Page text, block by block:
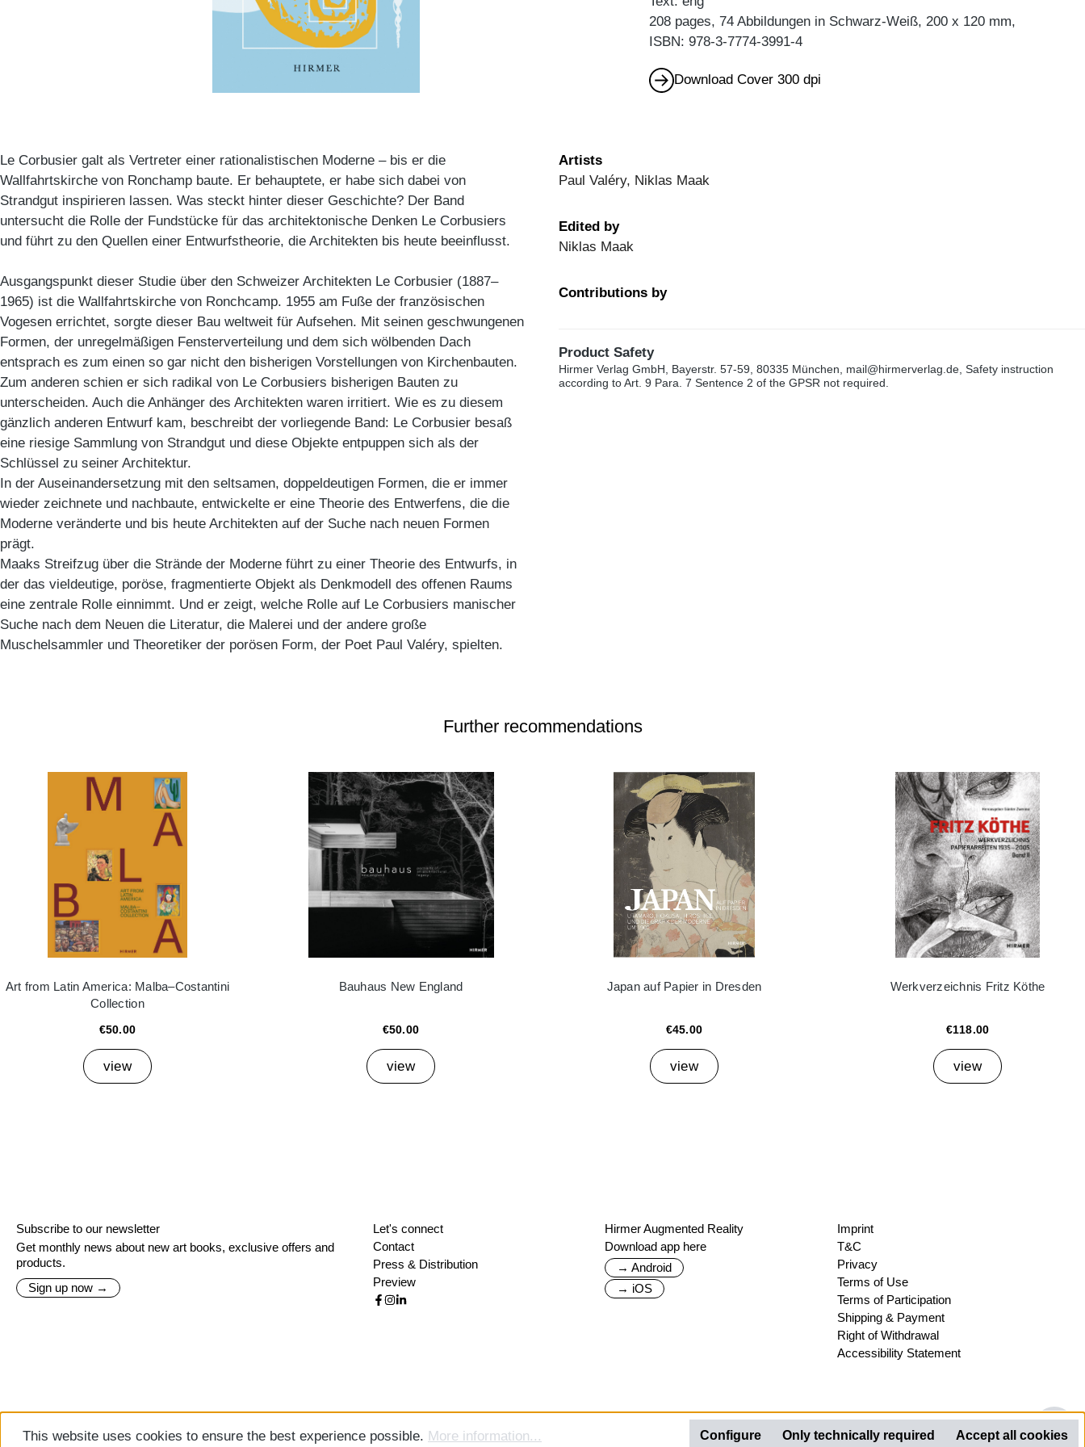
208 pages, 74 Abbildungen in Schwarz-Weiß, 200 x 120 mm,
ISBN: 978-3-7774-3991-4
Download Cover 300 dpi
Le Corbusier galt als Vertreter einer rationalistischen Moderne – bis er die
Wallfahrtskirche von Ronchamp baute. Er behauptete, er habe sich dabei von
Strandgut inspirieren lassen. Was steckt hinter dieser Geschichte? Der Band
untersucht die Rolle der Fundstücke für das architektonische Denken Le Corbusiers
und führt zu den Quellen einer Entwurfstheorie, die Architekten bis heute beeinflusst.
Ausgangspunkt dieser Studie über den Schweizer Architekten Le Corbusier (1887–
1965) ist die Wallfahrtskirche von Ronchcamp. 1955 am Fuße der französischen
Vogesen errichtet, sorgte dieser Bau weltweit für Aufsehen. Mit seinen geschwungenen
Formen, der unregelmäßigen Fensterverteilung und dem sich wölbenden Dach
entsprach es zum einen so gar nicht den bisherigen Vorstellungen von Kirchenbauten.
Zum anderen schien er sich radikal von Le Corbusiers bisherigen Bauten zu
unterscheiden. Auch die Anhänger des Architekten waren irritiert. Wie es zu diesem
gänzlich anderen Entwurf kam, beschreibt der vorliegende Band: Le Corbusier besaß
eine riesige Sammlung von Strandgut und diese Objekte entpuppen sich als der
Schlüssel zu seiner Architektur.
In der Auseinandersetzung mit den seltsamen, doppeldeutigen Formen, die er immer
wieder zeichnete und nachbaute, entwickelte er eine Theorie des Entwerfens, die die
Moderne veränderte und bis heute Architekten auf der Suche nach neuen Formen
prägt.
Maaks Streifzug über die Strände der Moderne führt zu einer Theorie des Entwurfs, in
der das vieldeutige, poröse, fragmentierte Objekt als Denkmodell des offenen Raums
eine zentrale Rolle einnimmt. Und er zeigt, welche Rolle auf Le Corbusiers manischer
Suche nach dem Neuen die Literatur, die Malerei und der andere große
Muschelsammler und Theoretiker der porösen Form, der Poet Paul Valéry, spielten.
Artists
Paul Valéry, Niklas Maak
Edited by
Niklas Maak
Contributions by
Product Safety
Hirmer Verlag GmbH, Bayerstr. 57-59, 80335 München, mail@hirmerverlag.de, Safety instruction
according to Art. 9 Para. 7 Sentence 2 of the GPSR not required.
Further recommendations
Art from Latin America: Malba–Costantini
Collection
€50.00
view
Bauhaus New England
€50.00
view
Japan auf Papier in Dresden
€45.00
view
Werkverzeichnis Fritz Köthe
€118.00
view
Subscribe to our newsletter
Get monthly news about new art books, exclusive offers and
products.
Sign up now →
Let's connect
Contact
Press & Distribution
Preview
Hirmer Augmented Reality
Download app here
→ Android
→ iOS
Imprint
T&C
Privacy
Terms of Use
Terms of Participation
Shipping & Payment
Right of Withdrawal
Accessibility Statement
This website uses cookies to ensure the best experience possible. More information... Only technically required
Configure Accept all cookies